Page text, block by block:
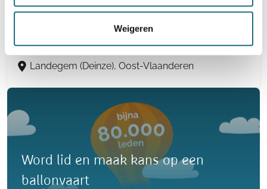
Weigeren
4 km 8 km 12 km 16 km 20 km
25 km
Zaterdag 21 november 2026
Landegem (Deinze), Oost-Vlaanderen
Word lid en maak kans op een
ballonvaart